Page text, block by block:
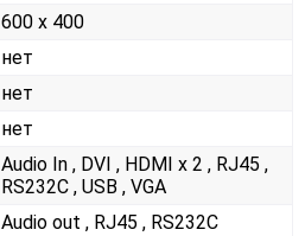
600 x 400
нет
нет
нет
Audio In , DVI , HDMI x 2 , RJ45 ,
RS232С , USB , VGA
Audio out , RJ45 , RS232С